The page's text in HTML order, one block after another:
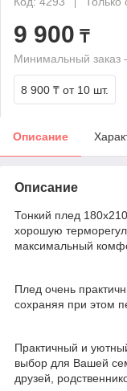
9 900 ₸
Минимальный заказ
8 900 ₸ от 10 шт.
Описание
Описание
Тонкий плед
хорошую
максимальный
Плед очень
сохраняя при этом
Практичный и
выбор для Вашей
друзей,